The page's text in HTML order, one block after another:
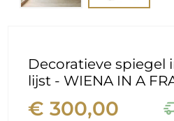
Decoratieve spiegel
lijst - WIENA IN A
€ 300,00